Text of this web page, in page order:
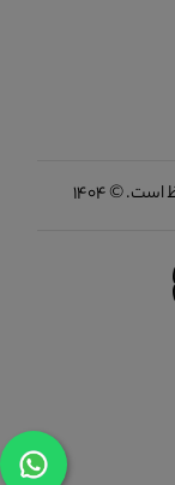
© 1404